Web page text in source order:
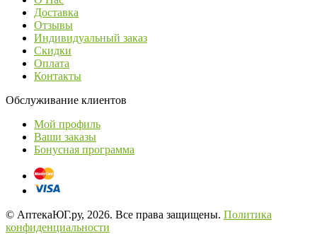
Доставка
Отзывы
Индивидуальный заказ
Скидки
Оплата
Контакты
Обслуживание клиентов
Мой профиль
Ваши заказы
Бонусная программа
© АптекаЮГ.ру, 2026. Все права защищены. Политика
конфиденциальности